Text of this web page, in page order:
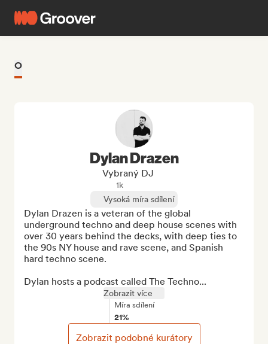
O
Dylan Drazen
Vybraný DJ
1k
Vysoká míra sdílení
Dylan Drazen is a veteran of the global
underground techno and deep house scenes with
over 30 years behind the decks, with deep ties to
the 90s NY house and rave scene, and Spanish
hard techno scene.
Dylan hosts a podcast called The Techno...
Zobrazit více
Míra sdílení
21%
Zobrazit podobné kurátory